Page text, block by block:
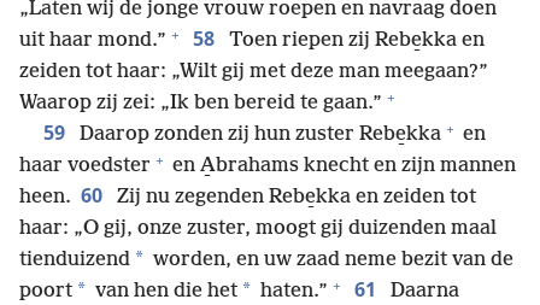
„Laten wij de jonge vrouw roepen en navraag doen
uit haar mond.” + 58
Toen riepen zij Rebe̱kka en
zeiden tot haar: „Wilt gij met deze man meegaan?”
Waarop zij zei: „Ik ben bereid te gaan.” +
59 Daarop zonden zij hun zuster Rebe̱kka + en
haar voedster + en A̱brahams knecht en zijn mannen
heen. 60
Zij nu zegenden Rebe̱kka en zeiden tot
haar: „O gij, onze zuster, moogt gij duizenden maal
tienduizend * worden, en uw zaad neme bezit van de
poort * van hen die het * haten.” + 61
Daarna